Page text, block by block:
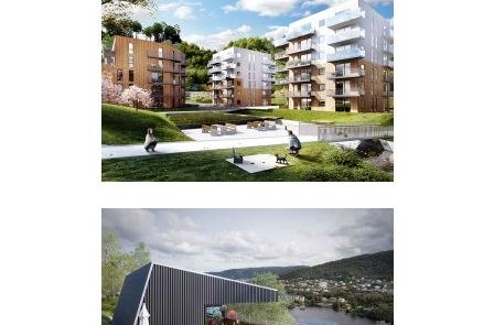
Visualform
Wrzesień 2015r.